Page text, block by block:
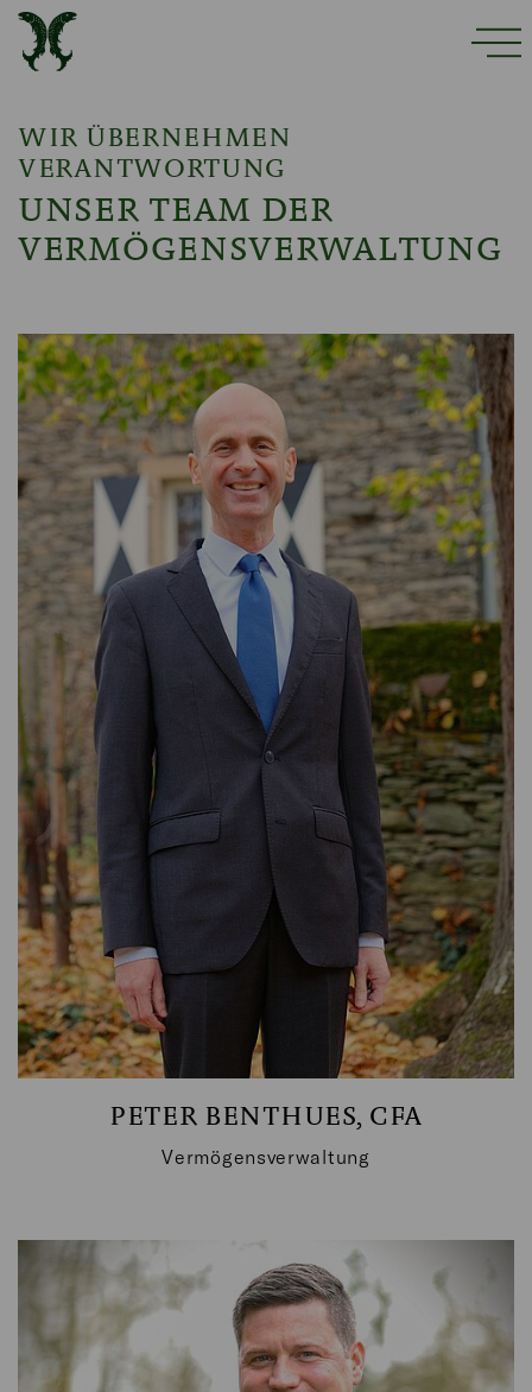
WIR ÜBERNEHMEN
VERANTWORTUNG
UNSER TEAM DER
VERMÖGENSVERWALTUNG
KONTAKTIEREN SIE MICH GERNE
T: + 49 (0) 6706 / 9444 - 50
PETER BENTHUES, CFA
Vermögensverwaltung